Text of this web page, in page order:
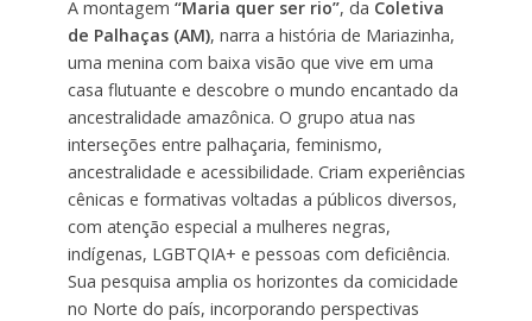
A montagem “Maria quer ser rio”, da Coletiva
de Palhaças (AM), narra a história de Mariazinha,
uma menina com baixa visão que vive em uma
casa flutuante e descobre o mundo encantado da
ancestralidade amazônica. O grupo atua nas
interseções entre palhaçaria, feminismo,
ancestralidade e acessibilidade. Criam experiências
cênicas e formativas voltadas a públicos diversos,
com atenção especial a mulheres negras,
indígenas, LGBTQIA+ e pessoas com deficiência.
Sua pesquisa amplia os horizontes da comicidade
no Norte do país, incorporando perspectivas